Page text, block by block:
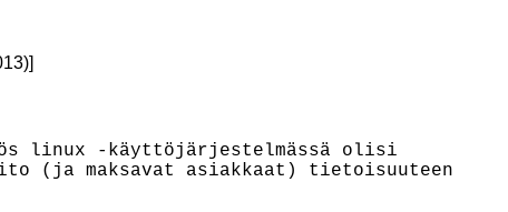
linux -käyttöjärjestelmässä olisi
(ja maksavat asiakkaat) tietoisuuteen